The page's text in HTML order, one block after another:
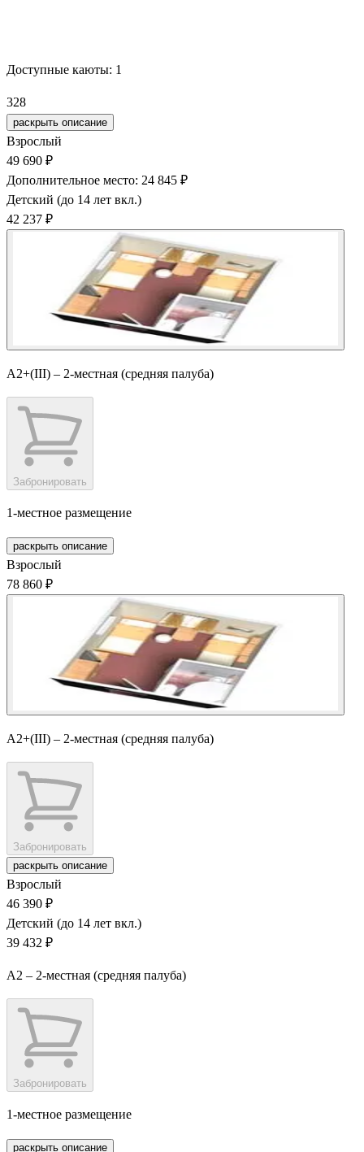
Доступные каюты: 1
328
раскрыть описание
Взрослый
49 690 ₽
Дополнительное место: 24 845 ₽
Детский (до 14 лет вкл.)
42 237 ₽
А2+(III) – 2-местная (средняя палуба)
Забронировать
1-местное размещение
раскрыть описание
Взрослый
78 860 ₽
А2+(III) – 2-местная (средняя палуба)
Забронировать
раскрыть описание
Взрослый
46 390 ₽
Детский (до 14 лет вкл.)
39 432 ₽
А2 – 2-местная (средняя палуба)
Забронировать
1-местное размещение
раскрыть описание